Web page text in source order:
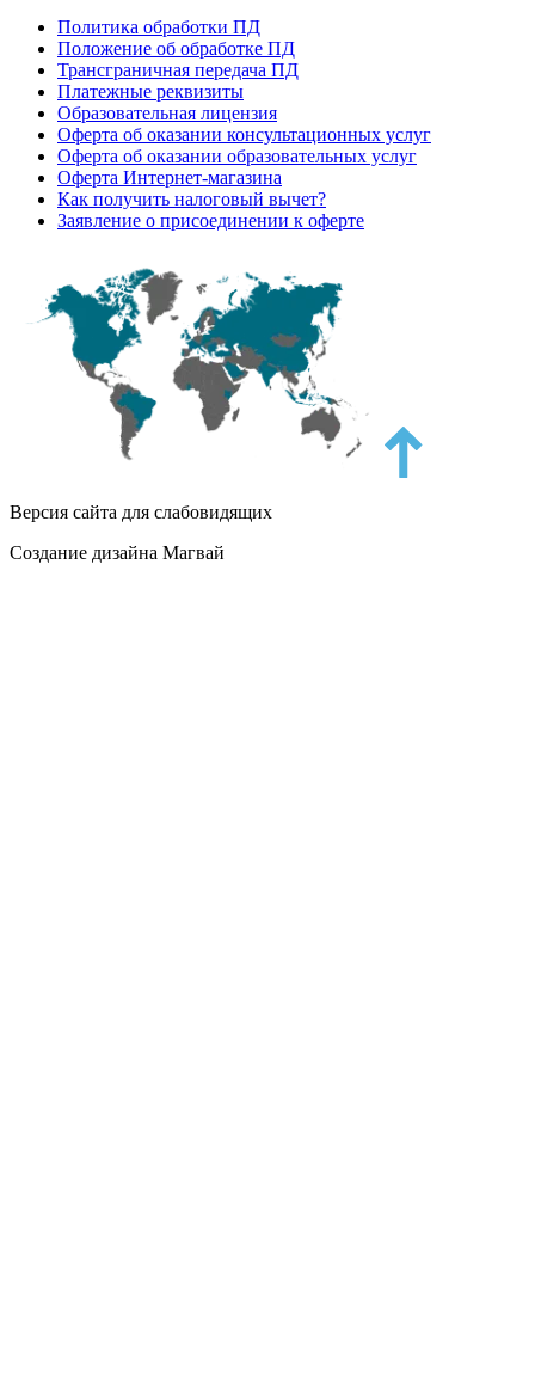
Политика обработки ПД
Положение об обработке ПД
Трансграничная передача ПД
Платежные реквизиты
Образовательная лицензия
Оферта об оказании консультационных услуг
Оферта об оказании образовательных услуг
Оферта Интернет-магазина
Как получить налоговый вычет?
Заявление о присоединении к оферте
Версия сайта для слабовидящих
Создание дизайна Магвай